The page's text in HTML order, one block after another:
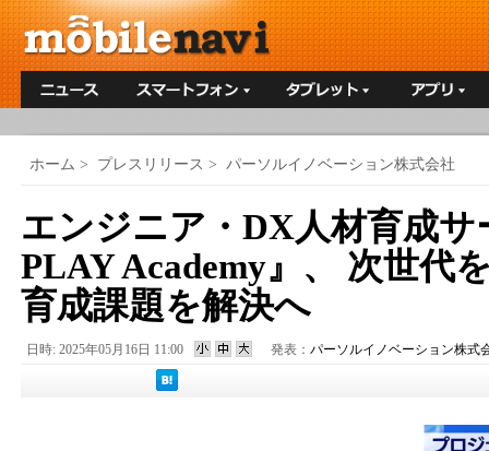
ホーム > プレスリリース > パーソルイノベーション株式会社
エンジニア・DX人材育成
PLAY Academy』、 次世代
育成課題を解決へ
日時: 2025年05月16日 11:00 発表： パーソルイノベーション株式